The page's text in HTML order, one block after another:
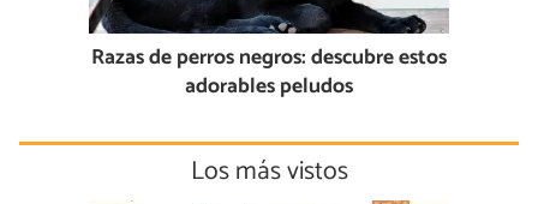
Razas de perros negros: descubre estos
adorables peludos
Los más vistos